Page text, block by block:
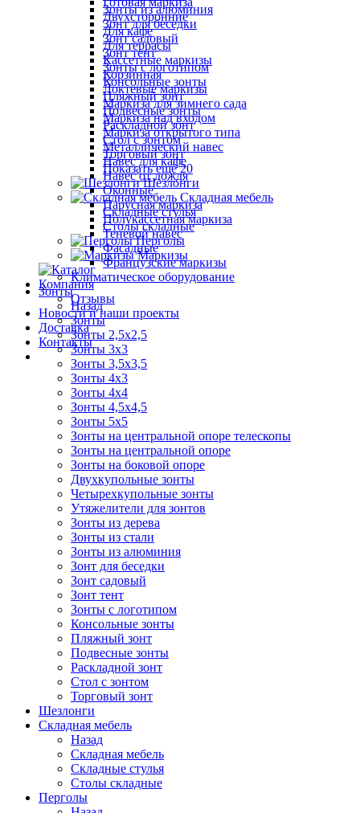
Зонты из алюминия
Зонт для беседки
Зонт садовый
Зонт тент
Зонты с логотипом
Консольные зонты
Пляжный зонт
Подвесные зонты
Раскладной зонт
Стол с зонтом
Торговый зонт
Показать ещё 20
Шезлонги
Складная мебель
Складные стулья
Столы складные
Перголы
Маркизы
Компания
Отзывы
Новости и наши проекты
Доставка
Контакты
Двухсторонние
Для кафе
Для террасы
Кассетные маркизы
Корзинная
Локтевые маркизы
Маркиза для зимнего сада
Маркиза над входом
Маркиза открытого типа
Металлический навес
Навес для кафе
Навес от дождя
Оконные
Парусная маркиза
Полукассетная маркиза
Теневой навес
Фасадные
Французские маркизы
Климатическое оборудование
Зонты
Назад
Зонты
Зонты 2,5х2,5
Зонты 3х3
Зонты 3,5х3,5
Зонты 4х3
Зонты 4х4
Зонты 4,5х4,5
Зонты 5х5
Зонты на центральной опоре телескопы
Зонты на центральной опоре
Зонты на боковой опоре
Двухкупольные зонты
Четырехкупольные зонты
Утяжелители для зонтов
Зонты из дерева
Зонты из стали
Зонты из алюминия
Зонт для беседки
Зонт садовый
Зонт тент
Зонты с логотипом
Консольные зонты
Пляжный зонт
Подвесные зонты
Раскладной зонт
Стол с зонтом
Торговый зонт
Шезлонги
Складная мебель
Назад
Складная мебель
Складные стулья
Столы складные
Перголы